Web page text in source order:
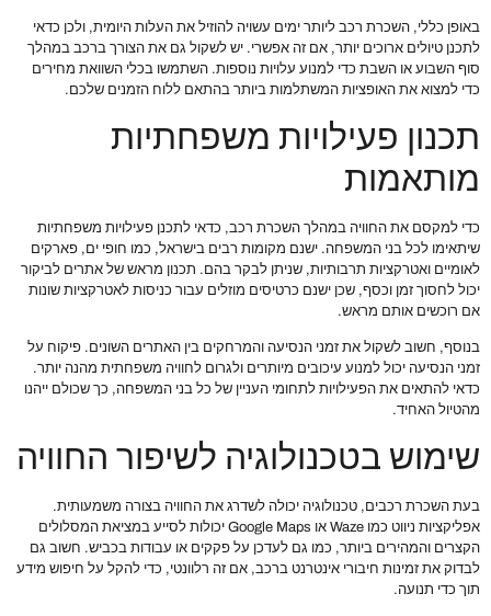
באופן כללי, השכרת רכב ליותר ימים עשויה להוזיל את העלות היומית, ולכן כדאי
לתכנן טיולים ארוכים יותר, אם זה אפשרי. יש לשקול גם את הצורך ברכב במהלך
סוף השבוע או השבת כדי למנוע עלויות נוספות. השתמשו בכלי השוואת מחירים
כדי למצוא את האופציות המשתלמות ביותר בהתאם ללוח הזמנים שלכם.
תכנון פעילויות משפחתיות
מותאמות
כדי למקסם את החוויה במהלך השכרת רכב, כדאי לתכנן פעילויות משפחתיות
שיתאימו לכל בני המשפחה. ישנם מקומות רבים בישראל, כמו חופי ים, פארקים
לאומיים ואטרקציות תרבותיות, שניתן לבקר בהם. תכנון מראש של אתרים לביקור
יכול לחסוך זמן וכסף, שכן ישנם כרטיסים מוזלים עבור כניסות לאטרקציות שונות
אם רוכשים אותם מראש.
בנוסף, חשוב לשקול את זמני הנסיעה והמרחקים בין האתרים השונים. פיקוח על
זמני הנסיעה יכול למנוע עיכובים מיותרים ולגרום לחוויה משפחתית מהנה יותר.
כדאי להתאים את הפעילויות לתחומי העניין של כל בני המשפחה, כך שכולם ייהנו
מהטיול האחיד.
שימוש בטכנולוגיה לשיפור החוויה
בעת השכרת רכבים, טכנולוגיה יכולה לשדרג את החוויה בצורה משמעותית.
אפליקציות ניווט כמו Waze או Google Maps יכולות לסייע במציאת המסלולים
הקצרים והמהירים ביותר, כמו גם לעדכן על פקקים או עבודות בכביש. חשוב גם
לבדוק את זמינות חיבורי אינטרנט ברכב, אם זה רלוונטי, כדי להקל על חיפוש מידע
תוך כדי תנועה.